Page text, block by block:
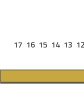
12
13
14
15
16
17